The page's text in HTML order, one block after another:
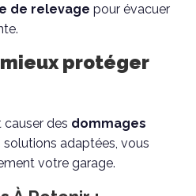
de relevage pour évacuer
protéger
des dommages
solutions adaptées, vous
votre garage.